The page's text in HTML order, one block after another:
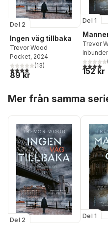
Del 2
Ingen väg tillbaka
Trevor Wood
Pocket, 2024
3,8utav 5 stjärnor. Totalt antal
(13)
89 kr
Del 1
Trevor
3,9utav (
152 kr
Mer från samma
Del 2
Del 1